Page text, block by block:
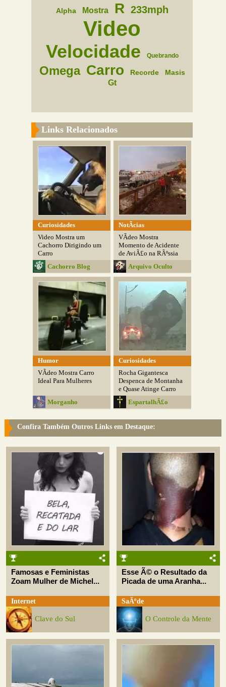
Alpha Mostra R 233mph
Video
Velocidade Quebrando
Omega Carro Recorde Masis
Gt
Links Relacionados
Curiosidades
Video Mostra um
Cachorro Dirigindo um
Carro
Cachorro Blog
NotÃ­cias
VÃ­deo Mostra
Momento de Acidente
de AviÃ£o na RÃºssia
Arquivo Oculto
Humor
VÃ­deo Mostra Carro
Ideal Para Mulheres
Morganho
Curiosidades
Rocha Gigantesca
Despenca de Montanha
e Quase Atinge Carro
EspartalhÃ£o
Confira Também Outros Links em Destaque:
Famosas e Feministas
Zoam Mulher de Michel...
Internet
Clave do Sul
Esse Ã© o Resultado da
Picada de uma Aranha...
SaÃºde
O Controle da Mente